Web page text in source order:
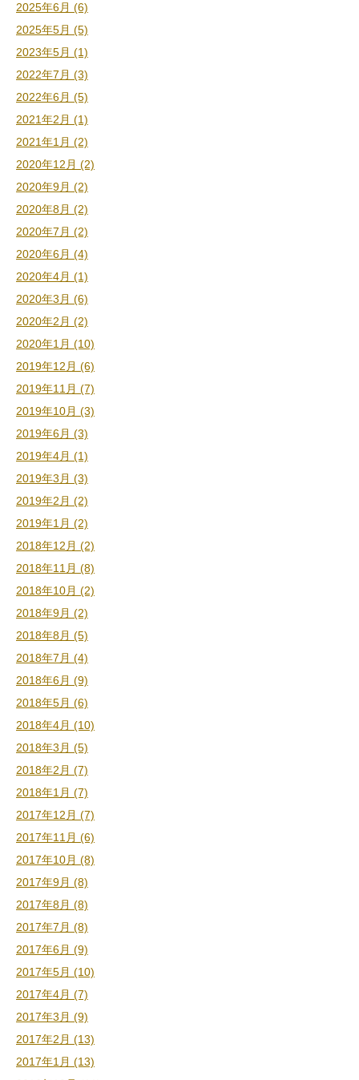
2025年6月 (6)
2025年5月 (5)
2023年5月 (1)
2022年7月 (3)
2022年6月 (5)
2021年2月 (1)
2021年1月 (2)
2020年12月 (2)
2020年9月 (2)
2020年8月 (2)
2020年7月 (2)
2020年6月 (4)
2020年4月 (1)
2020年3月 (6)
2020年2月 (2)
2020年1月 (10)
2019年12月 (6)
2019年11月 (7)
2019年10月 (3)
2019年6月 (3)
2019年4月 (1)
2019年3月 (3)
2019年2月 (2)
2019年1月 (2)
2018年12月 (2)
2018年11月 (8)
2018年10月 (2)
2018年9月 (2)
2018年8月 (5)
2018年7月 (4)
2018年6月 (9)
2018年5月 (6)
2018年4月 (10)
2018年3月 (5)
2018年2月 (7)
2018年1月 (7)
2017年12月 (7)
2017年11月 (6)
2017年10月 (8)
2017年9月 (8)
2017年8月 (8)
2017年7月 (8)
2017年6月 (9)
2017年5月 (10)
2017年4月 (7)
2017年3月 (9)
2017年2月 (13)
2017年1月 (13)